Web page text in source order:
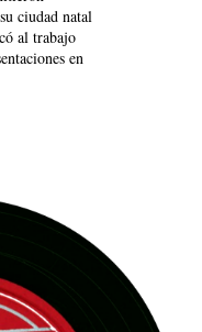
ciudad natal
al trabajo
en